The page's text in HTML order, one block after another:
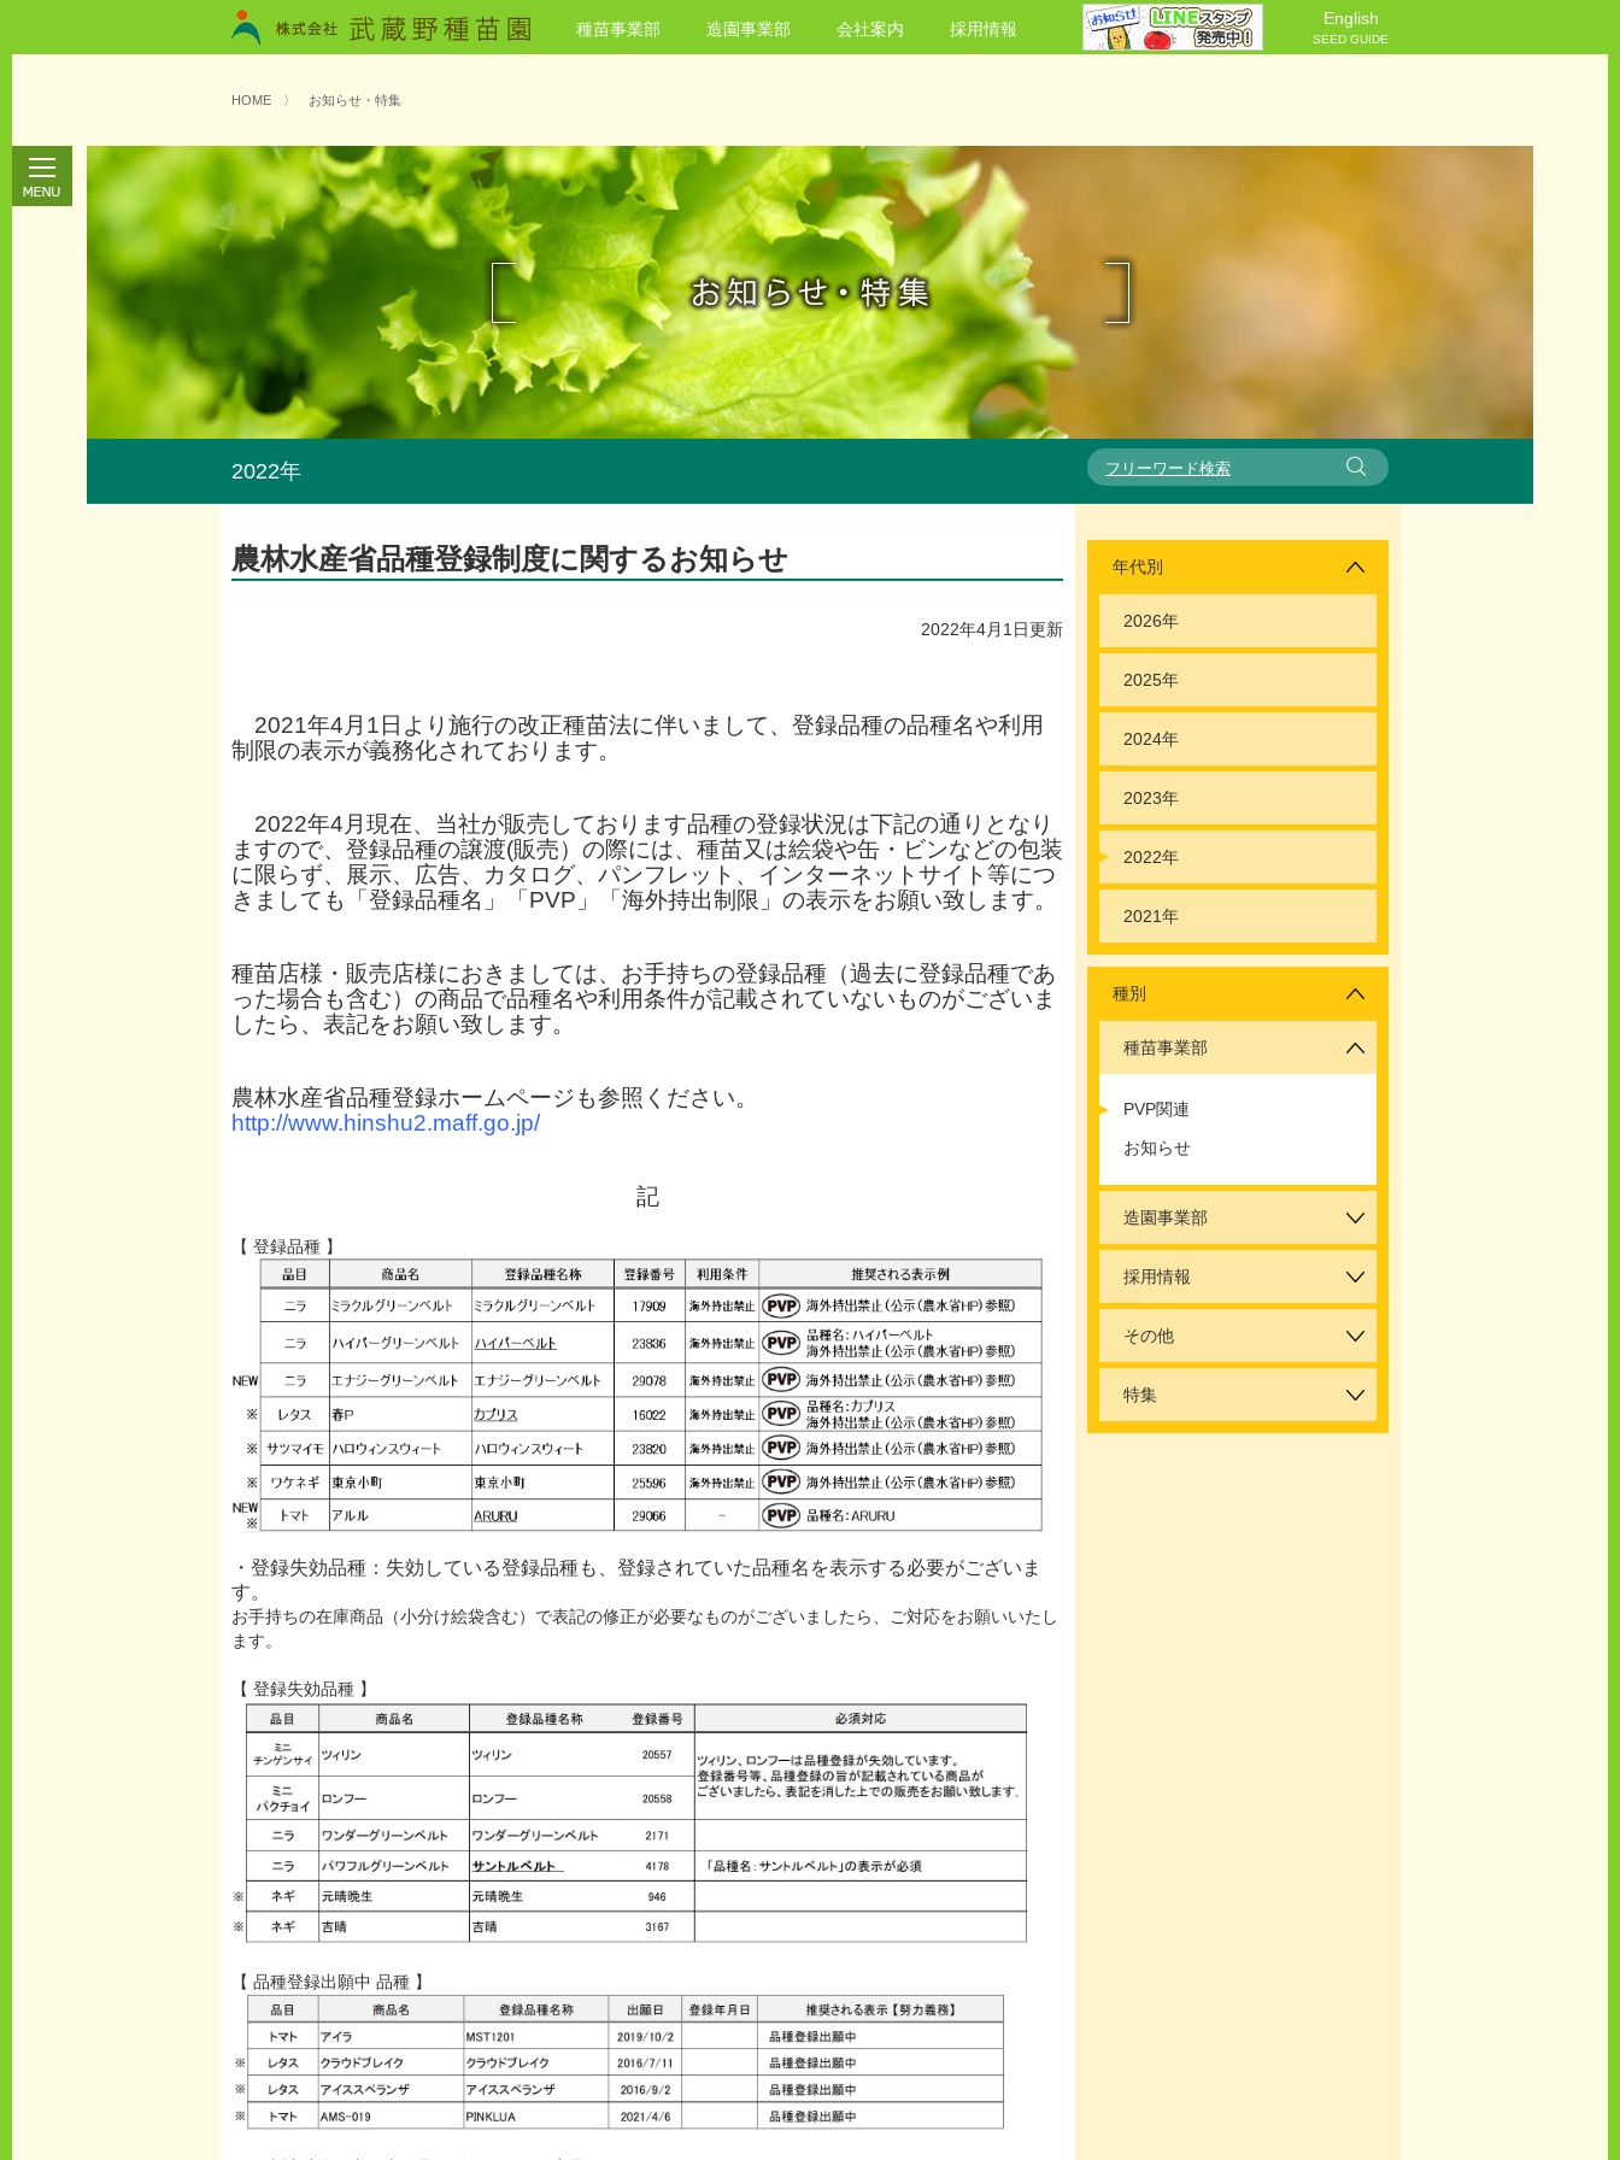
種苗事業部 造園事業部 会社案内 採用情報
English
SEED GUIDE
HOME 〉 お知らせ・特集
2022年
農林水産省品種登録制度に関するお知らせ
2022年4月1日更新
2021年4月1日より施行の改正種苗法に伴いまして、登録品種の品種名や利用
制限の表示が義務化されております。
2022年4月現在、当社が販売しております品種の登録状況は下記の通りとなり
ますので、登録品種の譲渡(販売）の際には、 種苗又は絵袋や缶・ビンなどの包装
に限らず、展示、広告、カタログ、パンフレット、インターネットサイト等につ
きましても
「登録品種名」 「PVP」「海外持出制限」の表示をお願い致します。
種苗店様・販売店様におきましては、お手持ちの登録品種（過去に登録品種であ
った場合も含む）の商品で品種名や利用条件が記載されていないものがございま
したら、表記をお願い致します。
農林水産省品種登録ホームページも参照ください。
http://www.hinshu2.maff.go.jp/
記
【 登録品種 】
・登録失効品種：失効している登録品種も、登録されていた品種名を表示する必要がございま
す。
お手持ちの在庫商品（小分け絵袋含む）で表記の修正が必要なものがございましたら、ご対応をお願いいたし
ます。
【 登録失効品種 】
【 品種登録出願中 品種 】
年代別
2026年
2025年
2024年
2023年
2022年
2021年
種別
種苗事業部
PVP関連
お知らせ
造園事業部
採用情報
その他
特集